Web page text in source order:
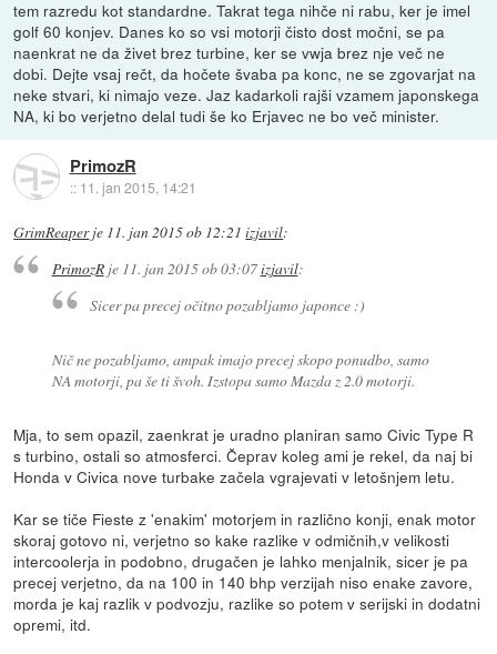
tem razredu kot standardne. Takrat tega nihče ni rabu, ker je imel
golf 60 konjev. Danes ko so vsi motorji čisto dost močni, se pa
naenkrat ne da živet brez turbine, ker se vwja brez nje več ne
dobi. Dejte vsaj rečt, da hočete švaba pa konc, ne se zgovarjat na
neke stvari, ki nimajo veze. Jaz kadarkoli rajši vzamem japonskega
NA, ki bo verjetno delal tudi še ko Erjavec ne bo več minister.
PrimozR
:: 11. jan 2015, 14:21
GrimReaperje 11. jan 2015 ob 12:21 izjavil:
PrimozRje 11. jan 2015 ob 03:07izjavil:
Sicer pa precej očitno pozabljamo japonce :)
Nič ne pozabljamo, ampak imajo precej skopo ponudbo, samo
NA motorji, pa še ti švoh. Izstopa samo Mazda z 2.0 motorji.
Mja, to sem opazil, zaenkrat je uradno planiran samo Civic Type R
s turbino, ostali so atmosferci. Čeprav koleg ami je rekel, da naj bi
Honda v Civica nove turbake začela vgrajevati v letošnjem letu.
Kar se tiče Fieste z 'enakim' motorjem in različno konji, enak motor
skoraj gotovo ni, verjetno so kake razlike v odmičnih,v velikosti
intercoolerja in podobno, drugačen je lahko menjalnik, sicer je pa
precej verjetno, da na 100 in 140 bhp verzijah niso enake zavore,
morda je kaj razlik v podvozju, razlike so potem v serijski in dodatni
opremi, itd.